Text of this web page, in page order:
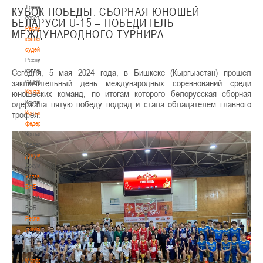
Тренерский
совет
Республиканская
коллегия
судей
Республиканская
коллегия
судей
Контакты
Контакты
Контакты
федерации
Контакты
федерации
Документы
Документы
Устав
БФБ
Устав
БФБ
Регламентирующие
документы
Регламентирующие
документы
Материалы
КУБОК ПОБЕДЫ. СБОРНАЯ ЮНОШЕЙ
БЕЛАРУСИ U-15 – ПОБЕДИТЕЛЬ
МЕЖДУНАРОДНОГО ТУРНИРА
Сегодня, 5 мая 2024 года, в Бишкеке (Кыргызстан) прошел
заключительный день международных соревнований среди
юношеских команд, по итогам которого белорусская сборная
одержала пятую победу подряд и стала обладателем главного
трофея.